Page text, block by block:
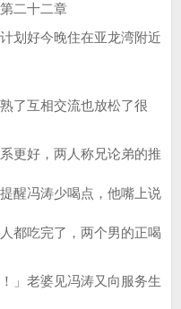
章
好今晚住在亚龙湾附近
互相交流也放松了很
好，两人称兄论弟的推
醒冯涛少喝点，他嘴上说
都吃完了，两个男的正喝
老婆见冯涛又向服务生